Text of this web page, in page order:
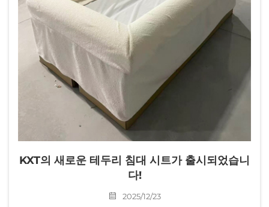
KXT의 새로운 테두리 침대 시트가 출시되었습니
다!
2025/12/23